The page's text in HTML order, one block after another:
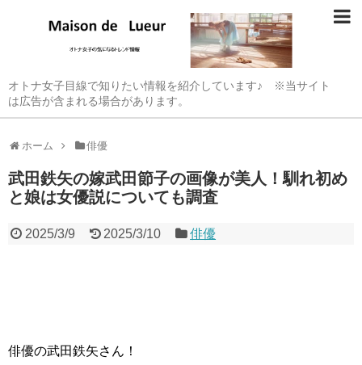
オトナ女子目線で知りたい情報を紹介しています♪ ※当サイト
は広告が含まれる場合があります。
ホーム 俳優
武田鉄矢の嫁武田節子の画像が美人！馴れ初め
と娘は女優説についても調査
2025/3/9 2025/3/10 俳優
俳優の武田鉄矢さん！